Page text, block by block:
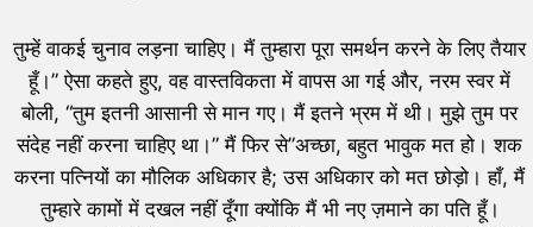
तुम्हें वाकई चुनाव लड़ना चाहिए। मैं तुम्हारा पूरा समर्थन करने के लिए तैयार
हूँ।” ऐसा कहते हुए, वह वास्तविकता में वापस आ गई और, नरम स्वर में
बोली, “तुम इतनी आसानी से मान गए। मैं इतने भ्रम में थी। मुझे तुम पर
संदेह नहीं करना चाहिए था।” मैं फिर से”अच्छा, बहुत भावुक मत हो। शक
करना पत्नियों का मौलिक अधिकार है; उस अधिकार को मत छोड़ो। हाँ, मैं
तुम्हारे कामों में दखल नहीं दूँगा क्योंकि मैं भी नए ज़माने का पति हूँ।